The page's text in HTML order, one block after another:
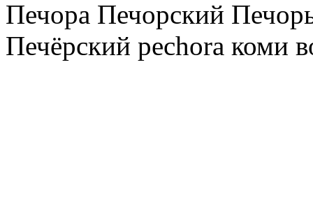
Печора Печорский
Печёрский pechora коми